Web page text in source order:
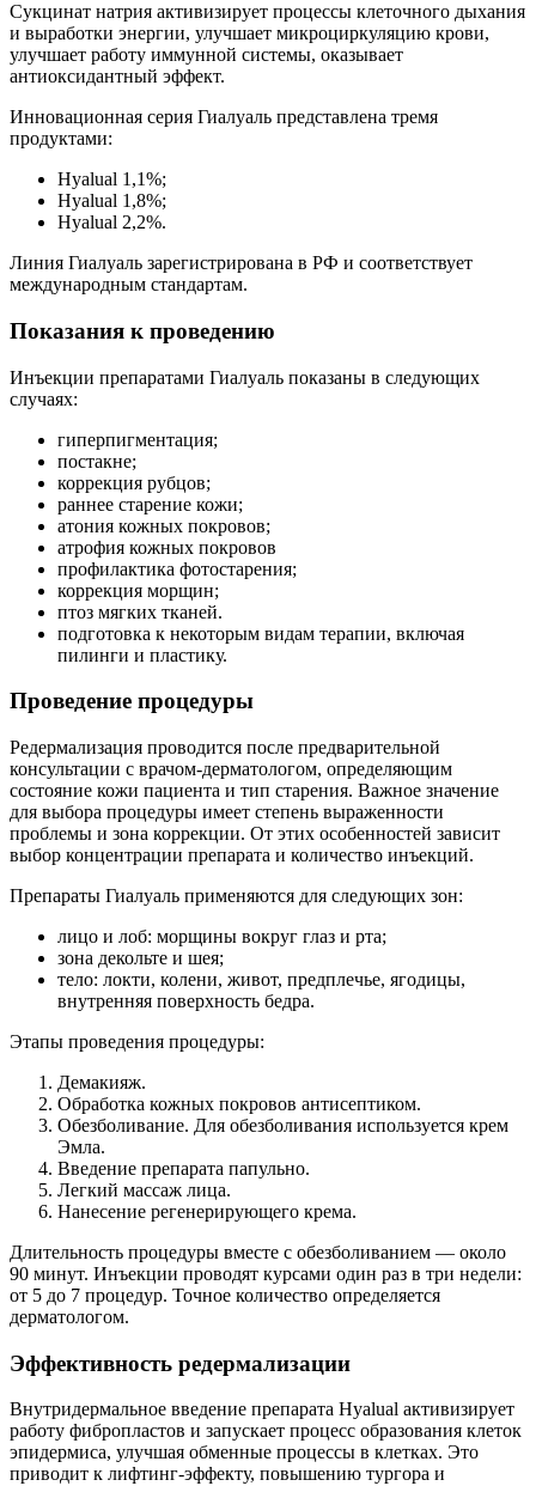
Сукцинат натрия активизирует процессы клеточного дыхания
и выработки энергии, улучшает микроциркуляцию крови,
улучшает работу иммунной системы, оказывает
антиоксидантный эффект.
Инновационная серия Гиалуаль представлена тремя
продуктами:
Hyalual 1,1%;
Hyalual 1,8%;
Hyalual 2,2%.
Линия Гиалуаль зарегистрирована в РФ и соответствует
международным стандартам.
Показания к проведению
Инъекции препаратами Гиалуаль показаны в следующих
случаях:
гиперпигментация;
постакне;
коррекция рубцов;
раннее старение кожи;
атония кожных покровов;
атрофия кожных покровов
профилактика фотостарения;
коррекция морщин;
птоз мягких тканей.
подготовка к некоторым видам терапии, включая
пилинги и пластику.
Проведение процедуры
Редермализация проводится после предварительной
консультации с врачом-дерматологом, определяющим
состояние кожи пациента и тип старения. Важное значение
для выбора процедуры имеет степень выраженности
проблемы и зона коррекции. От этих особенностей зависит
выбор концентрации препарата и количество инъекций.
Препараты Гиалуаль применяются для следующих зон:
лицо и лоб: морщины вокруг глаз и рта;
зона декольте и шея;
тело: локти, колени, живот, предплечье, ягодицы,
внутренняя поверхность бедра.
Этапы проведения процедуры:
Демакияж.
Обработка кожных покровов антисептиком.
Обезболивание. Для обезболивания используется крем
Эмла.
Введение препарата папульно.
Легкий массаж лица.
Нанесение регенерирующего крема.
Длительность процедуры вместе с обезболиванием — около
90 минут. Инъекции проводят курсами один раз в три недели:
от 5 до 7 процедур. Точное количество определяется
дерматологом.
Эффективность редермализации
Внутридермальное введение препарата Hyalual активизирует
работу фибропластов и запускает процесс образования клеток
эпидермиса, улучшая обменные процессы в клетках. Это
приводит к лифтинг-эффекту, повышению тургора и